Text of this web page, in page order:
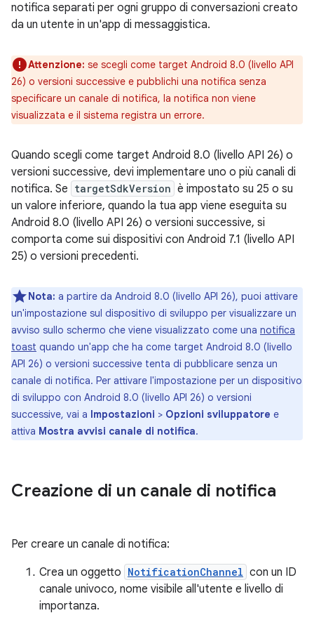
notifica separati per ogni gruppo di conversazioni creato
da un utente in un'app di messaggistica.
Attenzione: se scegli come target Android 8.0 (livello API
26) o versioni successive e pubblichi una notifica senza
specificare un canale di notifica, la notifica non viene
visualizzata e il sistema registra un errore.
Quando scegli come target Android 8.0 (livello API 26) o
versioni successive, devi implementare uno o più canali di
notifica. Se targetSdkVersion è impostato su 25 o su
un valore inferiore, quando la tua app viene eseguita su
Android 8.0 (livello API 26) o versioni successive, si
comporta come sui dispositivi con Android 7.1 (livello API
25) o versioni precedenti.
Nota: a partire da Android 8.0 (livello API 26), puoi attivare
un'impostazione sul dispositivo di sviluppo per visualizzare un
avviso sullo schermo che viene visualizzato come una notifica
toast quando un'app che ha come target Android 8.0 (livello
API 26) o versioni successive tenta di pubblicare senza un
canale di notifica. Per attivare l'impostazione per un dispositivo
di sviluppo con Android 8.0 (livello API 26) o versioni
successive, vai a Impostazioni > Opzioni sviluppatore e
attiva Mostra avvisi canale di notifica.
Creazione di un canale di notifica
Per creare un canale di notifica:
Crea un oggetto NotificationChannel con un ID
canale univoco, nome visibile all'utente e livello di
importanza.